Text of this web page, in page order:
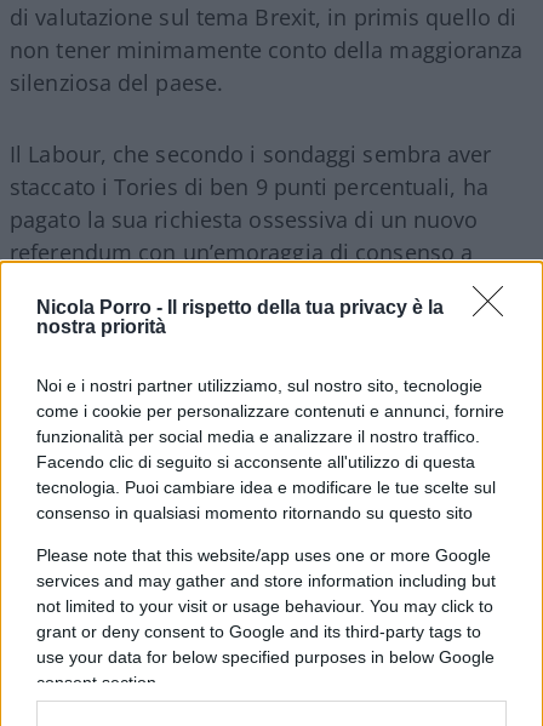
Nicola Porro -
Il rispetto della tua privacy è la
nostra priorità
Noi e i nostri partner utilizziamo, sul nostro sito, tecnologie
come i cookie per personalizzare contenuti e annunci, fornire
funzionalità per social media e analizzare il nostro traffico.
Facendo clic di seguito si acconsente all'utilizzo di questa
tecnologia. Puoi cambiare idea e modificare le tue scelte sul
consenso in qualsiasi momento ritornando su questo sito
Please note that this website/app uses one or more Google
services and may gather and store information including but
not limited to your visit or usage behaviour. You may click to
grant or deny consent to Google and its third-party tags to
use your data for below specified purposes in below Google
consent section.
di valutazione sul tema Brexit, in primis quello di
non tener minimamente conto della maggioranza
silenziosa del paese.
Il Labour, che secondo i sondaggi sembra aver
staccato i Tories di ben 9 punti percentuali, ha
pagato la sua richiesta ossessiva di un nuovo
referendum con un’emoraggia di consenso a
euroscettiche. Le stesse che hanno portato Jeremy
Ma i danni più significativi li hanno subiti i Tories.
Se, in un primo tempo, sembravano aver saputo
sfruttare la vittoria delLeave, spostandosi
apparentemente a destra e saccheggiando dallo
stesso UKIP che oramai sembrava aver esaurito la
propria utilità, hanno dimostrato in seguito di non
saper concretizzare questo vantaggio. In
particolare Theresa May che, come primo